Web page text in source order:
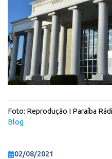
Foto: Reprodução I Paraíba
Blog
02/08/2021